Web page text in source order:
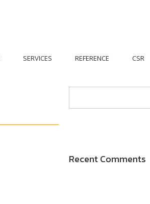
SERVICES REFERENCE CSR
Recent Comments